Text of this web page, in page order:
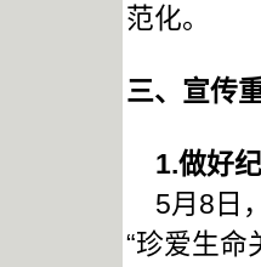
范化。
三、宣传
1.做好
5月8日
“珍爱生命